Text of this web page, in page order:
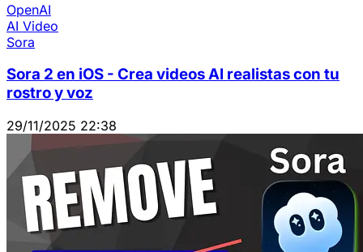
OpenAI
AI Video
Sora
Sora 2 en iOS - Crea videos AI realistas con tu
rostro y voz
29/11/2025 22:38